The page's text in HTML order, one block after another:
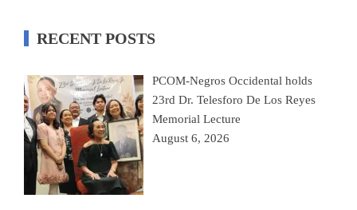
RECENT POSTS
PCOM-Negros Occidental holds
23rd Dr. Telesforo De Los Reyes
Memorial Lecture
August 6, 2026